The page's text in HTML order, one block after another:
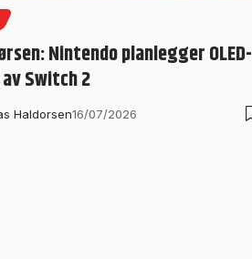
Nintendo planlegger OLED-
Switch 2
Haldorsen16/07/2026